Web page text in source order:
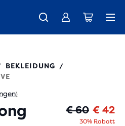
Bestellungen über € 100
ist da - Shop Damen Herren
Kollektion - Jetzt kaufen
BEKLEIDUNG
/
)
€ 60 € 42
30% Rabatt